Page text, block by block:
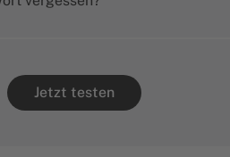
Jetzt testen